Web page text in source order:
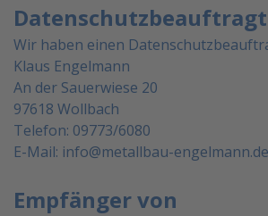
Wir haben einen
Klaus Engelmann
An der Sauerwiese 20
97618 Wollbach
Telefon: 09773/6080
E-Mail: info@metallbau-engelmann.de
Empfänger von